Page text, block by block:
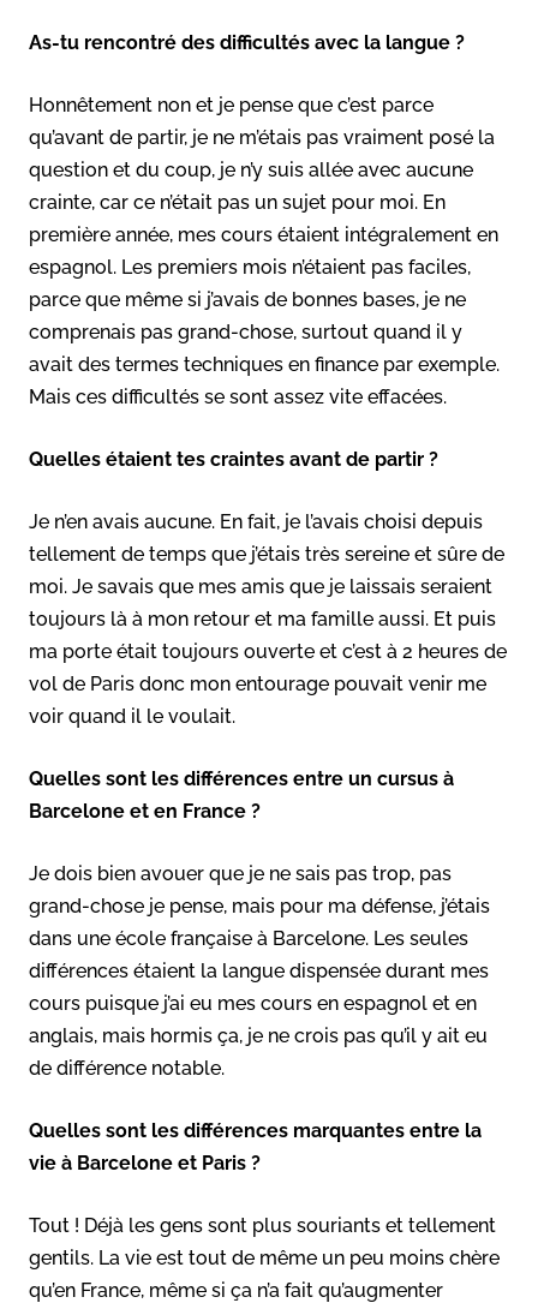
As-tu rencontré des difficultés avec la langue ?
Honnêtement non et je pense que c’est parce
qu’avant de partir, je ne m’étais pas vraiment posé la
question et du coup, je n’y suis allée avec aucune
crainte, car ce n’était pas un sujet pour moi. En
première année, mes cours étaient intégralement en
espagnol. Les premiers mois n’étaient pas faciles,
parce que même si j’avais de bonnes bases, je ne
comprenais pas grand-chose, surtout quand il y
avait des termes techniques en finance par exemple.
Mais ces difficultés se sont assez vite effacées.
Quelles étaient tes craintes avant de partir ?
Je n’en avais aucune. En fait, je l’avais choisi depuis
tellement de temps que j’étais très sereine et sûre de
moi. Je savais que mes amis que je laissais seraient
toujours là à mon retour et ma famille aussi. Et puis
ma porte était toujours ouverte et c’est à 2 heures de
vol de Paris donc mon entourage pouvait venir me
voir quand il le voulait.
Quelles sont les différences entre un cursus à
Barcelone et en France ?
Je dois bien avouer que je ne sais pas trop, pas
grand-chose je pense, mais pour ma défense, j’étais
dans une école française à Barcelone. Les seules
différences étaient la langue dispensée durant mes
cours puisque j’ai eu mes cours en espagnol et en
anglais, mais hormis ça, je ne crois pas qu’il y ait eu
de différence notable.
Quelles sont les différences marquantes entre la
vie à Barcelone et Paris ?
Tout ! Déjà les gens sont plus souriants et tellement
gentils. La vie est tout de même un peu moins chère
qu’en France, même si ça n’a fait qu’augmenter